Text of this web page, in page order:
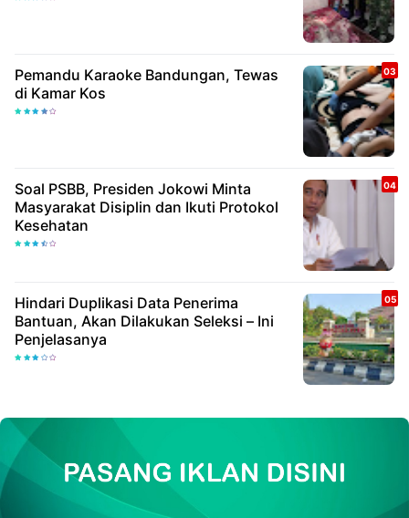
Pemandu Karaoke Bandungan, Tewas
di Kamar Kos
Soal PSBB, Presiden Jokowi Minta
Masyarakat Disiplin dan Ikuti Protokol
Kesehatan
Hindari Duplikasi Data Penerima
Bantuan, Akan Dilakukan Seleksi – Ini
Penjelasanya